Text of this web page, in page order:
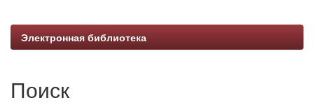
Электронная библиотека
Поиск